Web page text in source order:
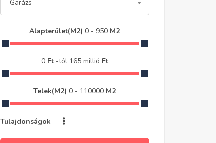
Garázs
Alapterület(m2)0 - 950 M2
0 Ft -tól 165 millió Ft
Telek(m2)0 - 110000 M2
Tulajdonságok